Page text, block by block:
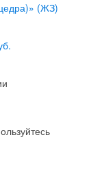
(ЖЗ)